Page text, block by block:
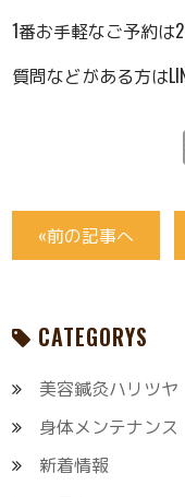
1番お手軽なご予約は
質問などがある方は
«前の記事へ
CATEGORYS
美容鍼灸ハリツヤ
身体メンテナンス
新着情報